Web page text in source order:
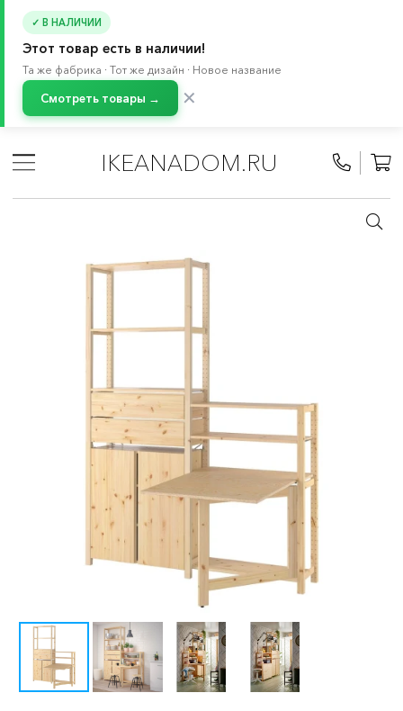
✓ В НАЛИЧИИ
Этот товар есть в наличии!
Та же фабрика · Тот же дизайн · Новое название
Смотреть товары → ✕
IKEANADOM.RU
Системы для хранения
БРУР система Комбинации